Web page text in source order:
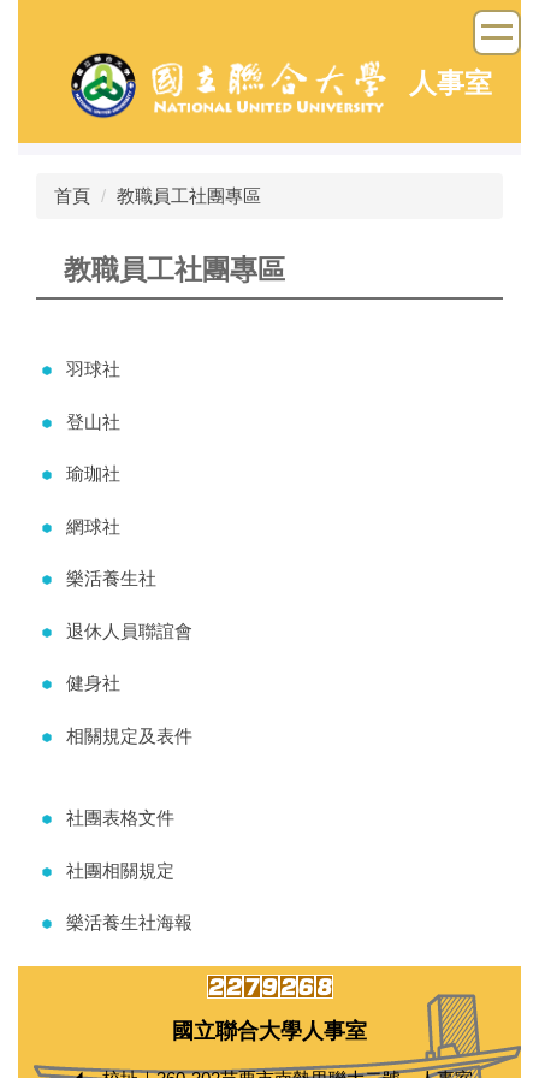
容
人事室
首頁 教職員工社團專區
教職員工社團專區
羽球社
登山社
瑜珈社
網球社
樂活養生社
退休人員聯誼會
健身社
相關規定及表件
社團表格文件
社團相關規定
樂活養生社海報
國立聯合大學人事室